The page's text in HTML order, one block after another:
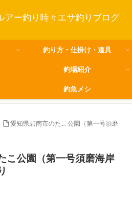
アー釣り時々エサ釣りブログ
釣り方・仕掛け・道具
釣場紹介
釣魚メシ
愛知県碧南市のたこ公園（第一号須磨
こ公園（第一号須磨海岸